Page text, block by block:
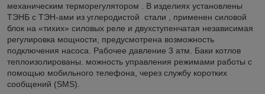
механическим терморегулятором . В изделиях установлены
ТЭНБ с ТЭН-ами из углеродистой стали , применен силовой
блок на «тихих» силовых реле и двухступенчатая независимая
регулировка мощности, предусмотрена возможность
подключения насоса. Рабочее давление 3 атм. Баки котлов
теплоизолированы. можность управления режимами работы с
помощью мобильного телефона, через службу коротких
сообщений (SMS).